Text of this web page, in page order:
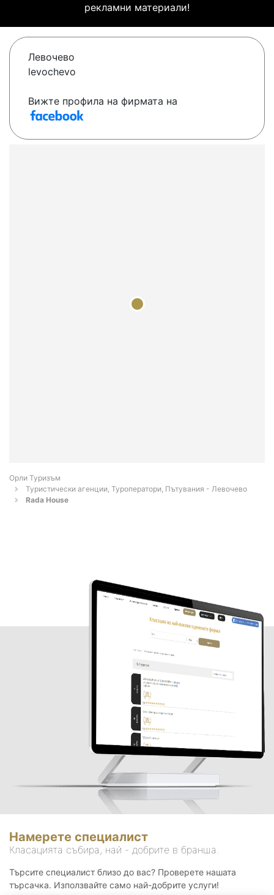
рекламни материали!
Левочево
levochevo
Вижте профила на фирмата на
Орли Туризъм
Туристически агенции, Туроператори, Пътувания - Левочево
Rada House
Намерете специалист
Класацията събира, най - добрите в бранша.
Търсите специалист близо до вас? Проверете нашата
търсачка. Използвайте само най-добрите услуги!